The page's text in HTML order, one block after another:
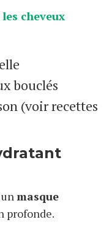
cheveux
bouclés
(voir recettes
masque
profonde.